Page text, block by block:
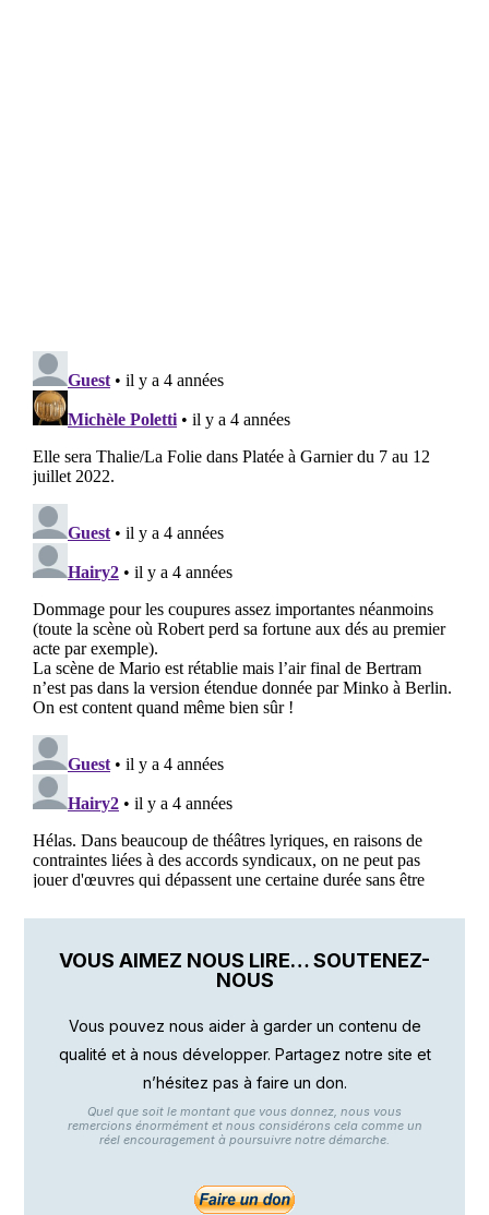
VOUS AIMEZ NOUS LIRE… SOUTENEZ-
NOUS
Vous pouvez nous aider à garder un contenu de
qualité et à nous développer. Partagez notre site et
n’hésitez pas à faire un don.
Quel que soit le montant que vous donnez, nous vous
remercions énormément et nous considérons cela comme un
réel encouragement à poursuivre notre démarche.